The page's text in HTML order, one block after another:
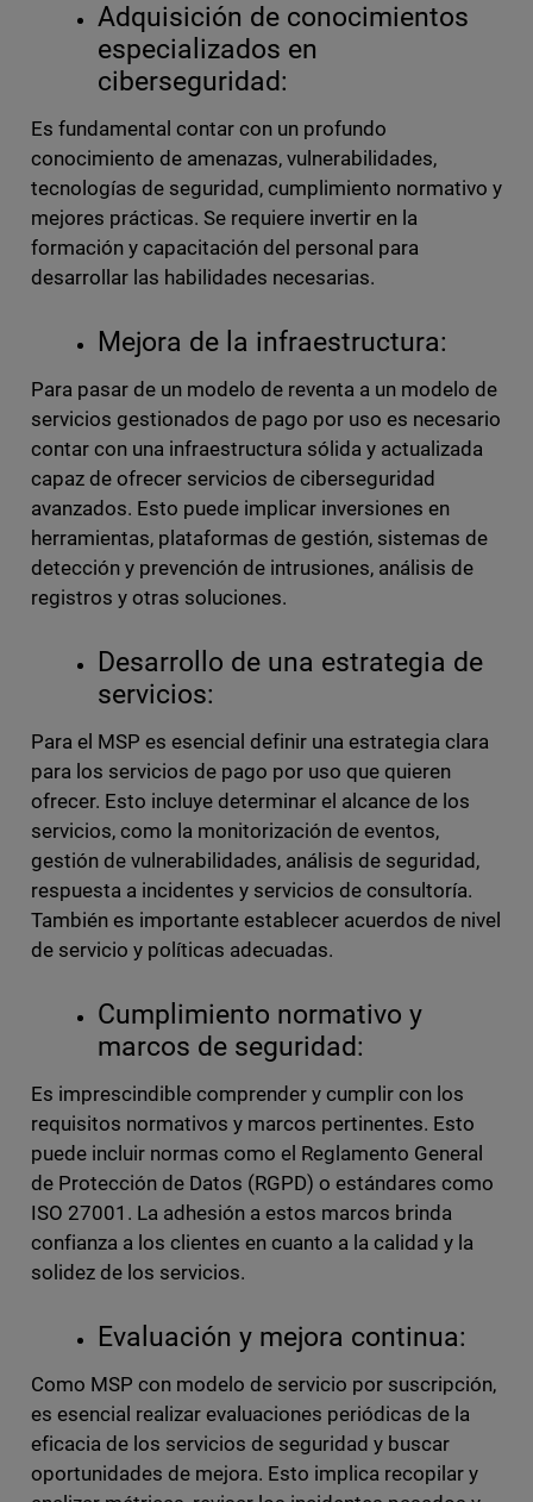
Adquisición de conocimientos
especializados en
ciberseguridad:
Es fundamental contar con un profundo
conocimiento de amenazas, vulnerabilidades,
tecnologías de seguridad, cumplimiento normativo y
mejores prácticas. Se requiere invertir en la
formación y capacitación del personal para
desarrollar las habilidades necesarias.
Mejora de la infraestructura:
Para pasar de un modelo de reventa a un modelo de
servicios gestionados de pago por uso es necesario
contar con una infraestructura sólida y actualizada
capaz de ofrecer servicios de ciberseguridad
avanzados. Esto puede implicar inversiones en
herramientas, plataformas de gestión, sistemas de
detección y prevención de intrusiones, análisis de
registros y otras soluciones.
Desarrollo de una estrategia de
servicios:
Para el MSP es esencial definir una estrategia clara
para los servicios de pago por uso que quieren
ofrecer. Esto incluye determinar el alcance de los
servicios, como la monitorización de eventos,
gestión de vulnerabilidades, análisis de seguridad,
respuesta a incidentes y servicios de consultoría.
También es importante establecer acuerdos de nivel
de servicio y políticas adecuadas.
Cumplimiento normativo y
marcos de seguridad:
Es imprescindible comprender y cumplir con los
requisitos normativos y marcos pertinentes. Esto
puede incluir normas como el Reglamento General
de Protección de Datos (RGPD) o estándares como
ISO 27001. La adhesión a estos marcos brinda
confianza a los clientes en cuanto a la calidad y la
solidez de los servicios.
Evaluación y mejora continua:
Como MSP con modelo de servicio por suscripción,
es esencial realizar evaluaciones periódicas de la
eficacia de los servicios de seguridad y buscar
oportunidades de mejora. Esto implica recopilar y